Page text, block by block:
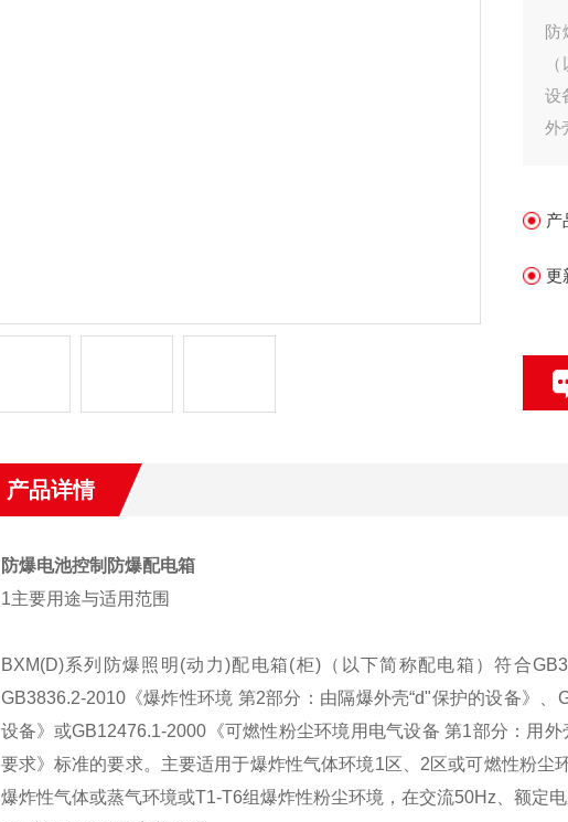
防
设
外
产
更
产品详情
防爆电池控制防爆配电箱
1主要用途与适用范围
BXM(D)系列防爆照明(动力)配电箱(柜)（以下简称配电箱）符合
GB3836.2-2010《爆炸性环境 第2部分：由隔爆外壳“d"保护的设备》
设备》或GB12476.1-2000《可燃性粉尘环境用电气设备 第1部分：用
要求》标准的要求。主要适用于爆炸性气体环境1区、2区或可燃性粉尘
爆炸性气体或蒸气环境或T1-T6组爆炸性粉尘环境，在交流50Hz、额定